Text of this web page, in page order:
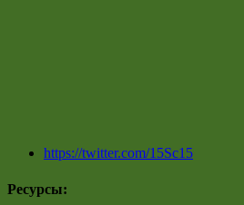
https://twitter.com/15Sc15
Ресурсы: